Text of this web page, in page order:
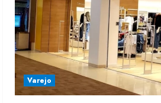
Varejo